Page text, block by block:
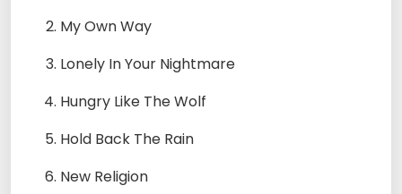
My Own Way
Lonely In Your Nightmare
Hungry Like The Wolf
Hold Back The Rain
New Religion